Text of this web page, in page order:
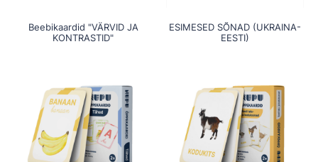
Beebikaardid "VÄRVID JA
KONTRASTID"
ESIMESED SÕNAD (UKRAINA-
EESTI)